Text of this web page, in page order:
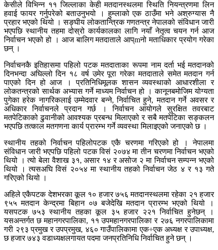
केसीले विभिन्न ११ जिल्लाका केही मतदानस्थलमा स्थिति नियन्त्रणमा लिन
हवाई फायर गर्नुपरेको बताउनुभयो । हुम्लाको एक ठाउँमा भने अश्रुग्यास नै
प्रहार भएको थियो । सङ्घीय लोकतान्त्रिक गणतन्त्र नेपालको संविधान जारी
भएपछि स्थानीय तहमा दोस्रो कार्यकालका लागि नयाँ नेतृत्व चयन गर्न आज
निर्वाचन भएको हो । आज बालिग मतदाताले आप्mनो मताधिकार प्रयोग गरेका
छन् ।
निर्वाचनकै इतिहासमा पहिलो पटक मतदाताका रूपमा नाम दर्ता भई मतदानको
दिनभन्दा अघिल्लो दिन १८ वर्ष उमेर पूरा गरेका मतदाताले समेत मतदान गर्न
पाएको दिन हो आज । प्रतिनिधिमूलक शासन व्यवस्थाको आधारशीला र
लोकतन्त्रको सार्थक अभ्यास गर्ने माध्यम निर्वाचन हो । कानूनबमोजिम योग्यता
पुगेका हरेक नागरिकलाई उम्मेदवार बन्ने, निर्वाचित हुने, मतदान गर्ने अवसर र
अधिकार निर्वाचनले प्रदान गर्छ । निर्वाचन आयोगले सुरक्षित तवरबाट
मतपेटिकाको ढुवानीको आवश्यक प्रबन्ध मिलाएको र सबै मतपेटिका सङ्कलन
भएपछि तत्काल मतगणना कार्य प्रारम्भ गर्ने व्यवस्था मिलाइएको जनाएको छ ।
स्थानीय तहको निर्वाचन पहिलोपटक एकै चरणमा गरिएको हो । नेपालमा
संविधान जारी भएपछि पहिलो पटक विसं २०७४ मा तीन चरणमा निर्वाचन भएको
थियो । त्यो बेला वैशाख ३१, असार १४ र असोज २ मा निर्वाचन सम्पन्न भएको
थियो । त्यसअघि विसं २०५४ मा स्थानीय तहको निर्वाचन जेठ ४ र १३ गते
गरिएको थियो ।
अहिले एकैपटक देशभरका कूल १० हजार ७५६ मतदानस्थलमा रहेका २१ हजार
९५५ मतदान केन्द्रमा बिहान ०७ बजेदेखि मतदान प्रारम्भ भएको थियो ।
यसपटक ७५३ स्थानीय तहका कूल ३५ हजार २२१ निर्वाचित हुनेछन् ।
यसअन्तर्गत छ महानगरपालिका, ११ उपमहानगरपालिका र २७६ नगरपालिकामा
गरी २९३ प्रमुख र उपप्रमुख, ४६० गाउँपालिकामा एक÷एक अध्यक्ष र उपाध्यक्ष,
छ हजार ७४३ वडाध्यक्षलगायत पदमा जनप्रतिनिधि निर्वाचित हुने छन् ।